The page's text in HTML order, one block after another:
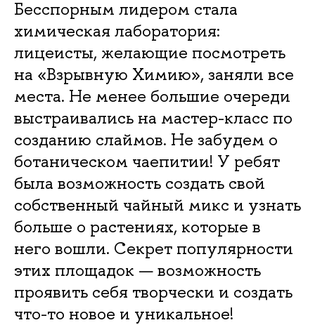
Бесспорным лидером стала
химическая лаборатория:
лицеисты, желающие посмотреть
на «Взрывную Химию», заняли все
места. Не менее большие очереди
выстраивались на мастер-класс по
созданию слаймов. Не забудем о
ботаническом чаепитии! У ребят
была возможность создать свой
собственный чайный микс и узнать
больше о растениях, которые в
него вошли. Секрет популярности
этих площадок — возможность
проявить себя творчески и создать
что-то новое и уникальное!